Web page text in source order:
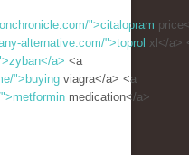
">citalopram
alternative.com/">toprol xl</a>
a> <a
">buying viagra</a> <a
medication</a>